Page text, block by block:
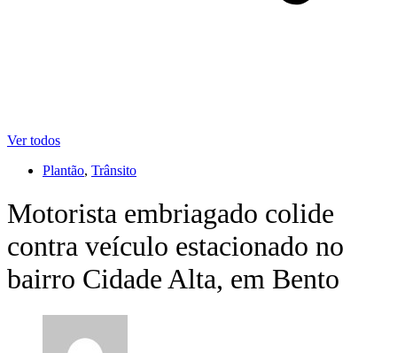
Ver todos
Plantão, Trânsito
Motorista embriagado colide
contra veículo estacionado no
bairro Cidade Alta, em Bento